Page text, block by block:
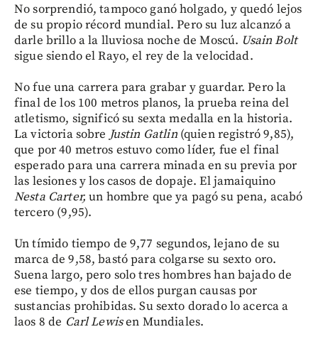
No sorprendió, tampoco ganó holgado, y quedó lejos
de su propio récord mundial. Pero su luz alcanzó a
darle brillo a la lluviosa noche de Moscú. Usain Bolt
sigue siendo el Rayo, el rey de la velocidad.
No fue una carrera para grabar y guardar. Pero la
final de los 100 metros planos, la prueba reina del
atletismo, significó su sexta medalla en la historia.
La victoria sobre Justin Gatlin (quien registró 9,85),
que por 40 metros estuvo como líder, fue el final
esperado para una carrera minada en su previa por
las lesiones y los casos de dopaje. El jamaiquino
Nesta Carter,un hombre que ya pagó su pena, acabó
tercero (9,95).
Un tímido tiempo de 9,77 segundos, lejano de su
marca de 9,58, bastó para colgarse su sexto oro.
Suena largo, pero solo tres hombres han bajado de
ese tiempo, y dos de ellos purgan causas por
sustancias prohibidas. Su sexto dorado lo acerca a
laos 8 de Carl Lewisen Mundiales.